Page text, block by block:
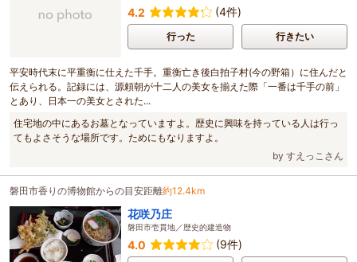
4.2 (4件)
行った 行きたい
平安時代末に平重衡に仕えた千手。重衡亡き後白拍子村(今の野箱）に住んだと
伝えられる。記録には、源頼朝が十二人の美女を揃えた際「一番は千手の前」
とあり、日本一の美女とされた...
住宅地の中にあるお墓となっていますよ。歴史に興味を持っている人は行っ
てもよさそうな場所です。ためにもなりますよ。
by すえっこさん
磐田市香りの博物館からの目安距離約12.4km
花咲乃庄
磐田市壱貫地／歴史的建造物
4.0 (9件)